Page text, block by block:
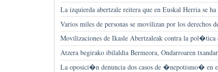
La izquierda abertzale reitera que en Euskal Herria se
Varios miles de personas se movilizan por los derechos
Movilizaciones de Ikasle Abertzaleak contra la pol�tica
Atzera begirako ibilaldia Bermeora, Ondarroaren
La oposici�n denuncia dos casos de �nepotismo� en